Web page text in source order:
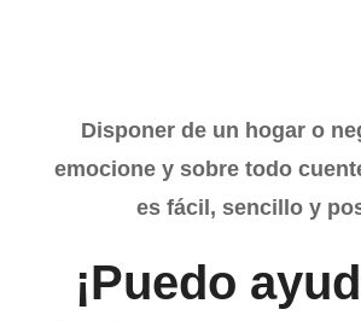
Disponer de un hogar o
emocione y sobre todo
es fácil, sencillo y
¡Puedo